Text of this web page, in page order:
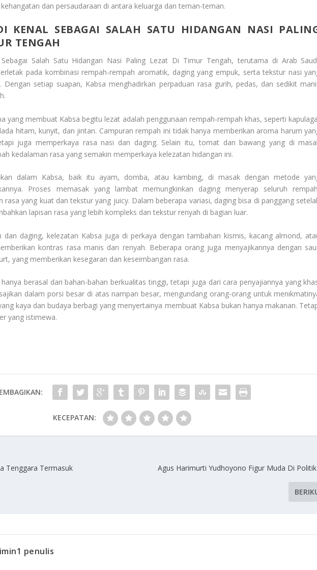
dan persaudaraan di antara keluarga dan teman-teman.
KENAL SEBAGAI SALAH SATU HIDANGAN NASI
TENGAH
Salah Satu Hidangan Nasi Paling Lezat Di Timur Tengah, terutama di Arab
pada kombinasi rempah-rempah aromatik, daging yang empuk, serta tekstur nasi
Dengan setiap suapan, Kabsa menghadirkan perpaduan rasa gurih, pedas, dan sedikit
yang membuat Kabsa begitu lezat adalah penggunaan rempah-rempah khas, seperti
hitam, kunyit, dan jintan. Campuran rempah ini tidak hanya memberikan aroma harum
juga memperkaya rasa nasi dan daging. Selain itu, tomat dan bawang yang di
kedalaman rasa yang semakin memperkaya kelezatan hidangan ini.
dalam Kabsa, baik itu ayam, domba, atau kambing, di masak dengan metode
Proses memasak yang lambat memungkinkan daging menyerap seluruh
rasa yang kuat dan tekstur yang juicy. Dalam beberapa variasi, daging bisa di panggang
lapisan rasa yang lebih kompleks dan tekstur renyah di bagian luar.
dan daging, kelezatan Kabsa juga di perkaya dengan tambahan kismis, kacang almond,
kontras rasa manis dan renyah. Beberapa orang juga menyajikannya dengan
yang memberikan kesegaran dan keseimbangan rasa.
berasal dari bahan-bahan berkualitas tinggi, tetapi juga dari cara penyajiannya yang
dalam porsi besar di atas nampan besar, mengundang orang-orang untuk
kaya dan budaya berbagi yang menyertainya membuat Kabsa bukan hanya makanan.
yang istimewa.
KECEPATAN:
Tenggara Termasuk
Agus Harimurti Yudhoyono Figur Muda Di
penulis